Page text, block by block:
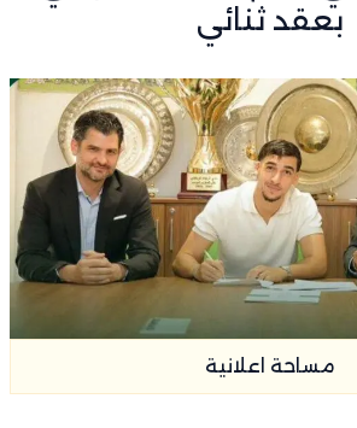
بعقد ثنائي
مساحة اعلانية